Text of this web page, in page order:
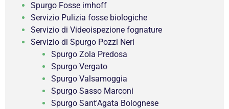
Spurgo Fosse imhoff
Servizio Pulizia fosse biologiche
Servizio di Videoispezione fognature
Servizio di Spurgo Pozzi Neri
Spurgo Zola Predosa
Spurgo Vergato
Spurgo Valsamoggia
Spurgo Sasso Marconi
Spurgo Sant'Agata Bolognese